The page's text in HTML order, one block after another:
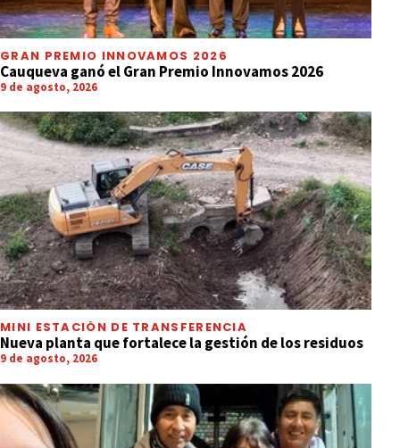
GRAN PREMIO INNOVAMOS 2026
Cauqueva ganó el Gran Premio Innovamos 2026
9 de agosto, 2026
MINI ESTACIÓN DE TRANSFERENCIA
Nueva planta que fortalece la gestión de los residuos
9 de agosto, 2026